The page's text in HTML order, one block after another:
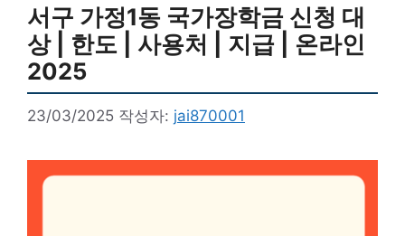
서구 가정1동 국가장학금 신청 대
상 | 한도 | 사용처 | 지급 | 온라인
2025
23/03/2025 작성자: jai870001